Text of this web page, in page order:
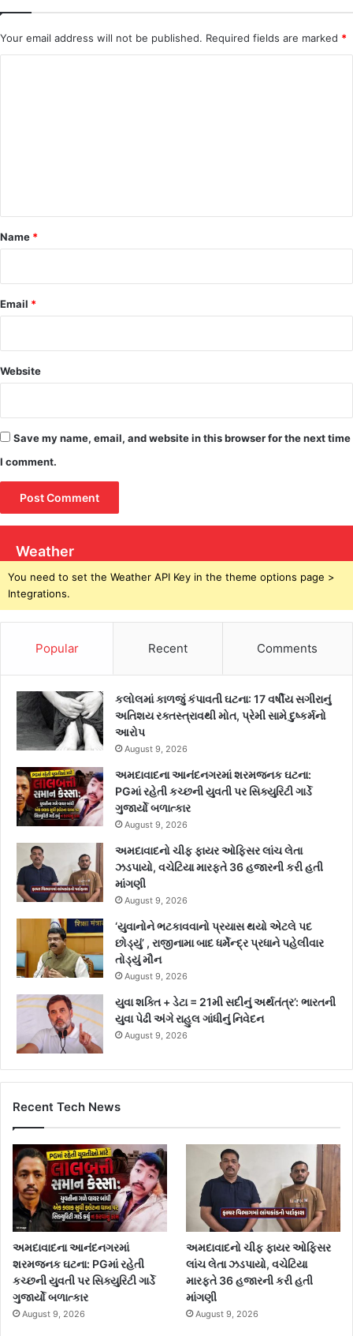
Your email address will not be published. Required fields are marked *
*
Name *
Email *
Website
Save my name, email, and website in this browser for the next time
I comment.
Weather
You need to set the Weather API Key in the theme options page >
Integrations.
Popular Recent Comments
કલોલમાં કાળજું કંપાવતી ઘટના: 17 વર્ષીય સગીરાનું
અતિશય રક્તસ્ત્રાવથી મોત, પ્રેમી સામે દુષ્કર્મનો
આરોપ
August 9, 2026
અમદાવાદના આનંદનગરમાં શરમજનક ઘટના:
PGમાં રહેતી કચ્છની યુવતી પર સિક્યુરિટી ગાર્ડે
ગુજાર્યો બળાત્કાર
August 9, 2026
અમદાવાદનો ચીફ ફાયર ઓફિસર લાંચ લેતા
ઝડપાયો, વચેટિયા મારફતે 36 હજારની કરી હતી
માંગણી
August 9, 2026
‘યુવાનોને ભટકાવવાનો પ્રયાસ થયો એટલે પદ
છોડ્યું’ , રાજીનામા બાદ ધર્મેન્દ્ર પ્રધાને પહેલીવાર
તોડ્યું મૌન
August 9, 2026
યુવા શક્તિ + ડેટા = 21મી સદીનું અર્થતંત્ર’: ભારતની
યુવા પેઢી અંગે રાહુલ ગાંધીનું નિવેદન
August 9, 2026
Recent Tech News
અમદાવાદના આનંદનગરમાં
શરમજનક ઘટના: PGમાં રહેતી
કચ્છની યુવતી પર સિક્યુરિટી ગાર્ડે
ગુજાર્યો બળાત્કાર
August 9, 2026
અમદાવાદનો ચીફ ફાયર ઓફિસર
લાંચ લેતા ઝડપાયો, વચેટિયા
મારફતે 36 હજારની કરી હતી
માંગણી
August 9, 2026